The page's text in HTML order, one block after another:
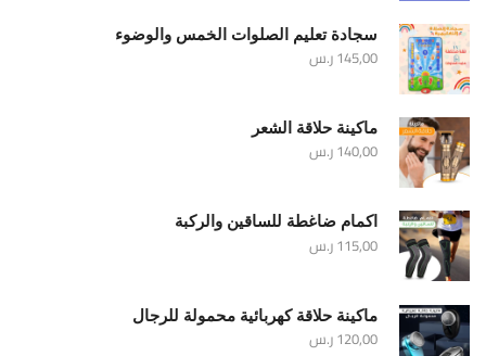
سجادة تعليم الصلوات الخمس والوضوء
145,00ر.س
ماكينة حلاقة الشعر
140,00ر.س
اكمام ضاغطة للساقين والركبة
115,00ر.س
ماكينة حلاقة كهربائية محمولة للرجال
120,00ر.س